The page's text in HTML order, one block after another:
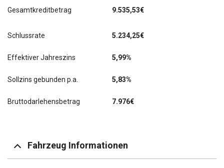
Gesamtkreditbetrag 9.535,53€
Schlussrate 5.234,25€
Effektiver Jahreszins 5,99%
Sollzins gebunden p.a. 5,83%
Bruttodarlehensbetrag 7.976€
Fahrzeug Informationen